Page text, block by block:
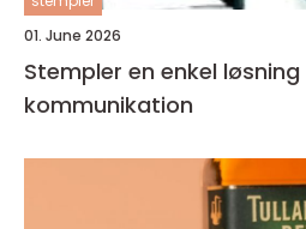
01. June 2026
Stempler en enkel løsning til tydelig
kommunikation